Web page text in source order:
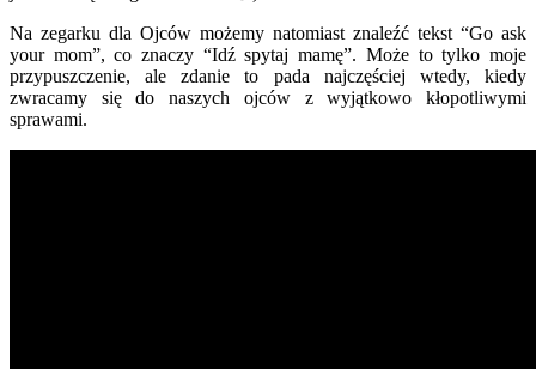
Na zegarku dla Ojców możemy natomiast znaleźć tekst “Go ask
your mom”, co znaczy “Idź spytaj mamę”. Może to tylko moje
przypuszczenie, ale zdanie to pada najczęściej wtedy, kiedy
zwracamy się do naszych ojców z wyjątkowo kłopotliwymi
sprawami.